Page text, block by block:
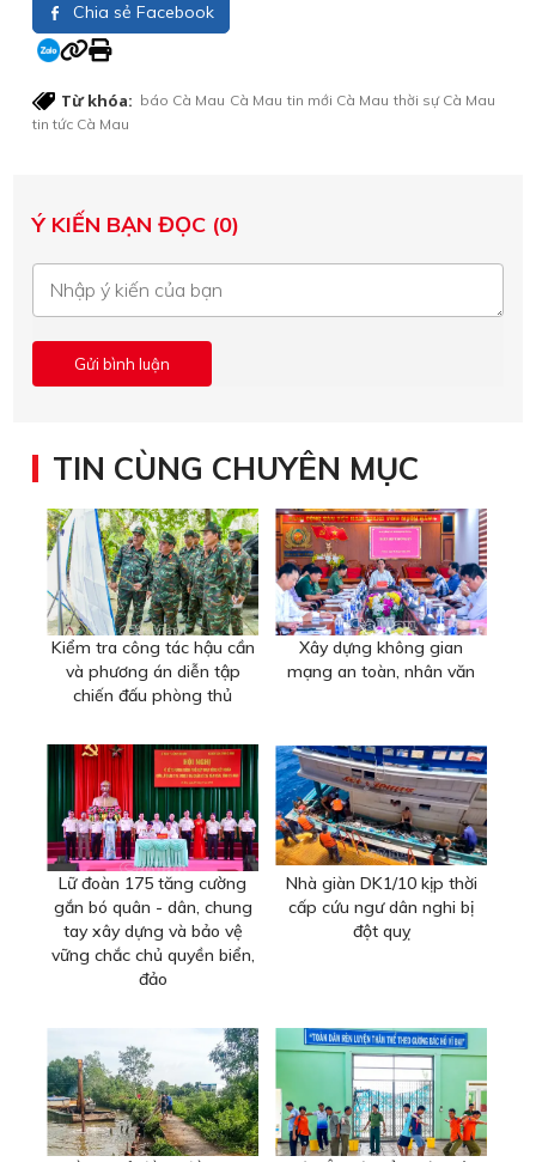
Chia sẻ Facebook
Từ khóa: báo Cà Mau Cà Mau tin mới Cà Mau thời sự Cà Mau
tin tức Cà Mau
Ý KIẾN BẠN ĐỌC (0)
TIN CÙNG CHUYÊN MỤC
Kiểm tra công tác hậu cần
và phương án diễn tập
chiến đấu phòng thủ
Xây dựng không gian
mạng an toàn, nhân văn
Lữ đoàn 175 tăng cường
gắn bó quân - dân, chung
tay xây dựng và bảo vệ
vững chắc chủ quyền biển,
đảo
Nhà giàn DK1/10 kịp thời
cấp cứu ngư dân nghi bị
đột quỵ